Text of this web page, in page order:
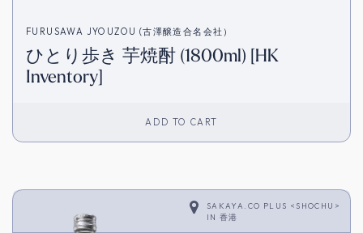
FURUSAWA JYOUZOU (古澤醸造合名会社）
ひとり歩き 芋焼酎 (1800ml) [HK
Inventory]
ADD TO CART
SAKAYA.CO PLUS <SHOCHU>
IN 香港